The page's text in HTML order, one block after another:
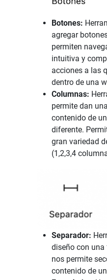
Botones:
agregar
permiten
intuitiva y
acciones a las
dentro de una
Columnas:
permite dan
contenido de
diferente.
gran variedad
(1,2,3,4
Separador:
diseño con
nos permite
contenido de